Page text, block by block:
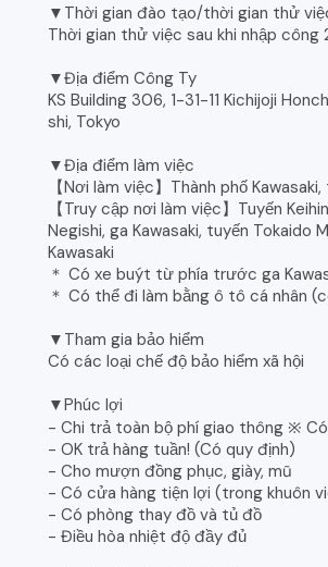
▼Thời gian đào tạo/thời gian thử
Thời gian thử việc sau khi nhập công
▼Địa điểm Công Ty
KS Building 306, 1-31-11 Kichijoji
shi, Tokyo
▼Địa điểm làm việc
【Nơi làm việc】Thành phố
【Truy cập nơi làm việc】Tuyến
Negishi, ga Kawasaki, tuyến Tokaido
Kawasaki
＊ Có xe buýt từ phía trước ga
＊ Có thể đi làm bằng ô tô cá nhân
▼Tham gia bảo hiểm
Có các loại chế độ bảo hiểm xã hội
▼Phúc lợi
- Chi trả toàn bộ phí giao thông ※
- OK trả hàng tuần! (Có quy định)
- Cho mượn đồng phục, giày, mũ
- Có cửa hàng tiện lợi (trong khuôn
- Có phòng thay đồ và tủ đồ
- Điều hòa nhiệt độ đầy đủ